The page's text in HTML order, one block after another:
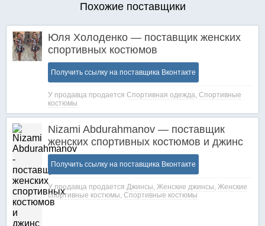
Похожие поставщики
Юля Холоденко — поставщик женских
спортивных костюмов
Получить ссылку на поставщика Вконтакте
У продавца продается Спортивная одежда, Спортивные
костюмы
Nizami Abdurahmanov — поставщик
женских спортивных костюмов и джинс
Получить ссылку на поставщика Вконтакте
У продавца продается Джинсы, Женские джинсы, Женские
спортивные костюмы, Спортивные костюмы